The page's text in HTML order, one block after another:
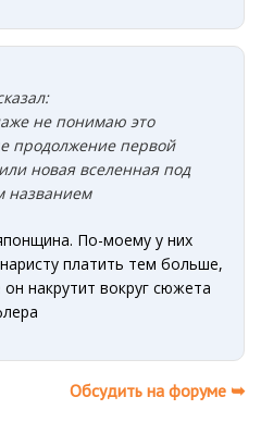
не понимаю это
продолжение первой
новая вселенная под
названием
По-моему у них
платить тем больше,
накрутит вокруг сюжета
Обсудить на форуме ➥